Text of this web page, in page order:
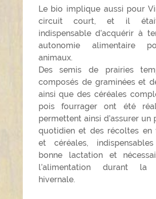
Le bio implique aussi pour
circuit court, et il
indispensable d’acquérir à
autonomie alimentaire
animaux.
Des semis de prairies
composés de graminées et
ainsi que des céréales
pois fourrager ont été
permettent ainsi d’assurer un
quotidien et des récoltes en
et céréales,
bonne lactation et
l’alimentation durant la
hivernale.